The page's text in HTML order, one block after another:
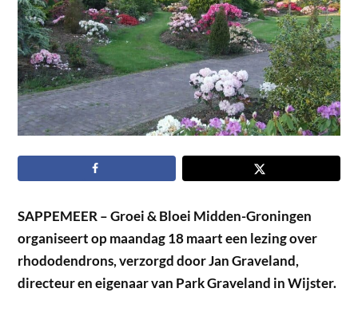
SAPPEMEER – Groei & Bloei Midden-Groningen
organiseert op maandag 18 maart een lezing over
rhododendrons, verzorgd door Jan Graveland,
directeur en eigenaar van Park Graveland in Wijster.